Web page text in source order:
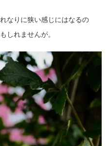
なりに狭い感じにはなるの
しれませんが。